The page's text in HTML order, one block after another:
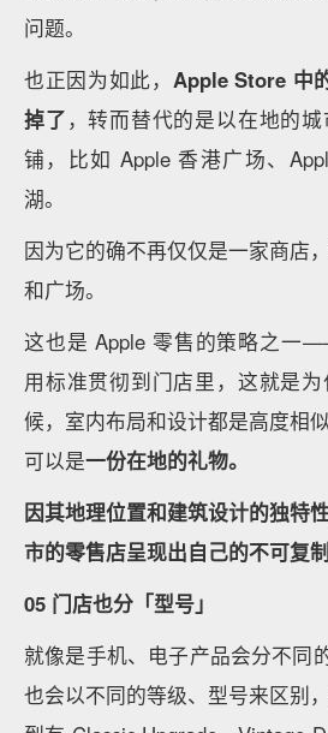
心。
这也再次回应了「城市广场」的
不仅黏住了顾客在店里的时间，
工作者，成为在地社区中重要的组
店的课程系列就邀请到了 The
者带来分享。
而「Today at Apple」也指向了
带来文化生活的多元和便利，就
动，丰富了日常的文化生活。
活』的含义，然后我们需要衡量
说道。
「我们是否激励你学习新东西？
造力？」相比于询问客户是否
品，这是 Today at Apple 在做调